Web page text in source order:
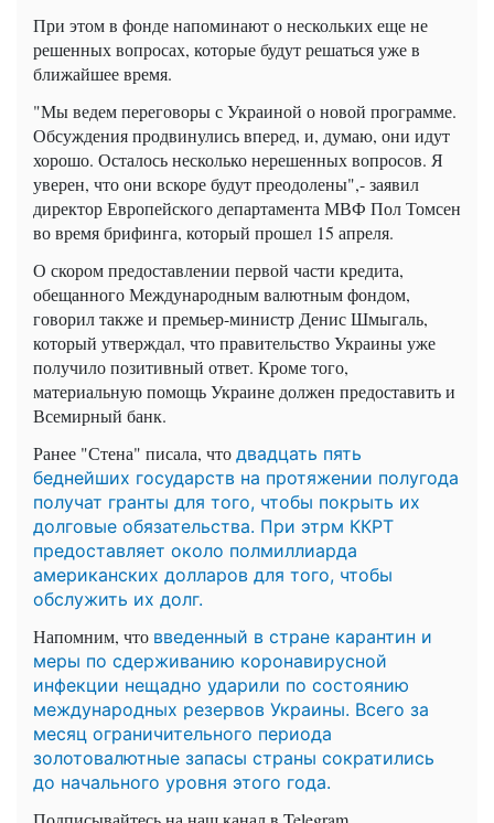
При этом в фонде напоминают о нескольких еще не
решенных вопросах, которые будут решаться уже в
ближайшее время.
"Мы ведем переговоры с Украиной о новой программе.
Обсуждения продвинулись вперед, и, думаю, они идут
хорошо. Осталось несколько нерешенных вопросов. Я
уверен, что они вскоре будут преодолены",- заявил
директор Европейского департамента МВФ Пол Томсен
во время брифинга, который прошел 15 апреля.
О скором предоставлении первой части кредита,
обещанного Международным валютным фондом,
говорил также и премьер-министр Денис Шмыгаль,
который утверждал, что правительство Украины уже
получило позитивный ответ. Кроме того,
материальную помощь Украине должен предоставить и
Всемирный банк.
Ранее "Стена" писала, что двадцать пять
беднейших государств на протяжении полугода
получат гранты для того, чтобы покрыть их
долговые обязательства. При этрм ККРТ
предоставляет около полмиллиарда
американских долларов для того, чтобы
обслужить их долг.
Напомним, что введенный в стране карантин и
меры по сдерживанию коронавирусной
инфекции нещадно ударили по состоянию
международных резервов Украины. Всего за
месяц ограничительного периода
золотовалютные запасы страны сократились
до начального уровня этого года.